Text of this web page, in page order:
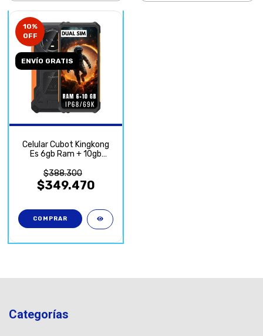
10%
OFF
ENVÍO GRATIS
Celular Cubot Kingkong
Es 6gb Ram + 10gb
$388.300
$349.470
Categorías